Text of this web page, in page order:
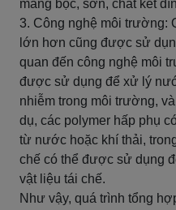
màng bọc, sơn, chất kết
3. Công nghệ môi trường:
lớn hơn cũng được sử
quan đến công nghệ môi
được sử dụng để xử lý
nhiễm trong môi trường,
dụ, các polymer hấp phụ
từ nước hoặc khí thải,
chế có thể được sử dụng
vật liệu tái chế.
Như vậy, quá trình tổng